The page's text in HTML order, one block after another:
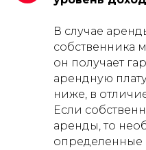
В случае
собственника
он получает
арендную
ниже, в
Если
аренды, то
определенные